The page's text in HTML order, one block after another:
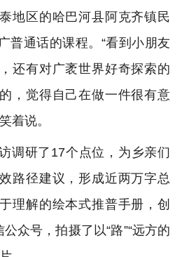
地区的哈巴河县阿克齐镇民
普通话的课程。“看到小朋友
还有对广袤世界好奇探索的
，觉得自己在做一件很有意
着说。
调研了17个点位，为乡亲们
路径建议，形成近两万字总
理解的绘本式推普手册，创
众号，拍摄了以“路”“远方的